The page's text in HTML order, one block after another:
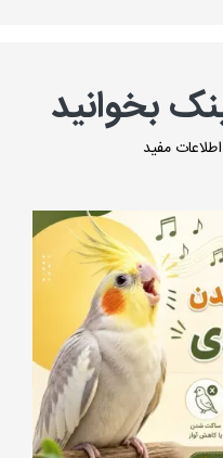
بخوانید
مفید